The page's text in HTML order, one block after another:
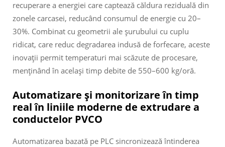
recuperare a energiei care captează căldura reziduală din
zonele carcasei, reducând consumul de energie cu 20–
30%. Combinat cu geometrii ale şurubului cu cuplu
ridicat, care reduc degradarea indusă de forfecare, aceste
inovații permit temperaturi mai scăzute de procesare,
menținând în același timp debite de 550–600 kg/oră.
Automatizare și monitorizare în timp
real în liniile moderne de extrudare a
conductelor PVCO
Automatizarea bazată pe PLC sincronizează întinderea